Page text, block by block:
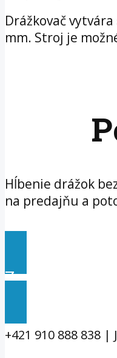
Drážkovač vytvára
mm. Stroj je
Hĺbenie drážok
na predajňu a
Zavolať do
+421 910 888 838 |